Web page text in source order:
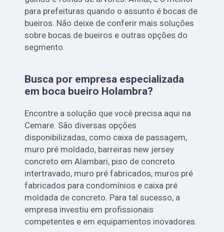
para prefeituras quando o assunto é bocas de
bueiros. Não deixe de conferir mais soluções
sobre bocas de bueiros e outras opções do
segmento.
Busca por empresa especializada
em boca bueiro Holambra?
Encontre a solução que você precisa aqui na
Cemare. São diversas opções
disponibilizadas, como caixa de passagem,
muro pré moldado, barreiras new jersey
concreto em Alambari, piso de concreto
intertravado, muro pré fabricados, muros pré
fabricados para condomínios e caixa pré
moldada de concreto. Para tal sucesso, a
empresa investiu em profissionais
competentes e em equipamentos inovadores.